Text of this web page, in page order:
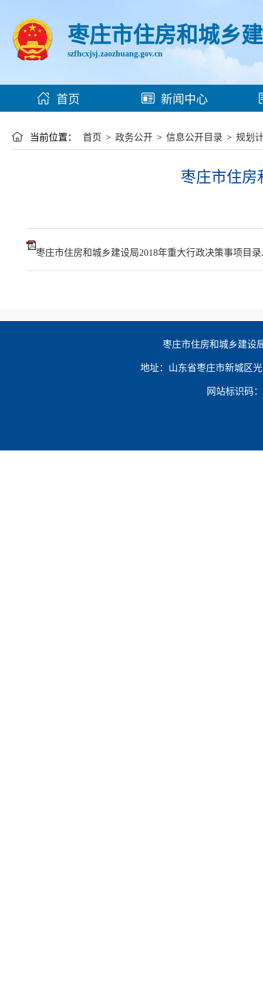
枣庄市住房和城乡
szfhcxjsj.zaozhuang.gov.cn
首页 新闻中心
当前位置： 首页 > 政务公开 > 信息公开目录 > 规划
枣庄市住房
枣庄市住房和城乡建设局2018年重大行政决策事项目录
枣庄市住房和城乡建设
地址：山东省枣庄市新城区光
网站标识码